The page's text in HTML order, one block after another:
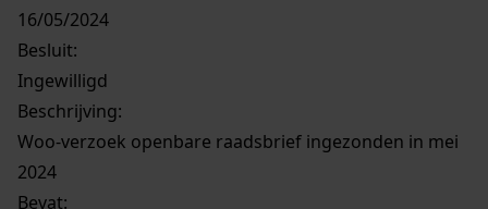
16/05/2024
Besluit:
Ingewilligd
Beschrijving:
Woo-verzoek openbare raadsbrief ingezonden in mei
2024
Bevat: